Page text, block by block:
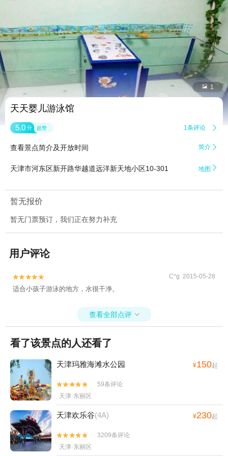
 1
天天婴儿游泳馆
5.0 分 超赞 1条评论 
查看景点简介及开放时间 简介 
天津市河东区新开路华越道远洋新天地小区10-301 地图 
暂无报价
暂无门票预订，我们正在努力补充
用户评论

 C*g 2015-05-28
适合小孩子游泳的地方，水很干净。
查看全部点评 
看了该景点的人还看了
天津玛雅海滩水公园 ¥150起


59条评论
天津·东丽区
天津欢乐谷(4A) ¥230起


3209条评论
天津·东丽区